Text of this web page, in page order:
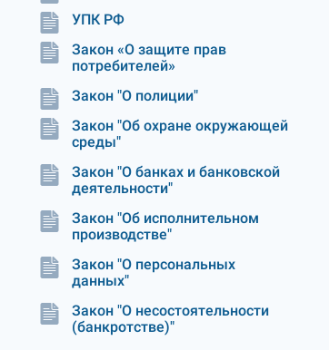
УПК РФ
Закон «О защите прав
потребителей»
Закон "О полиции"
Закон "Об охране окружающей
среды"
Закон "О банках и банковской
деятельности"
Закон "Об исполнительном
производстве"
Закон "О персональных
данных"
Закон "О несостоятельности
(банкротстве)"